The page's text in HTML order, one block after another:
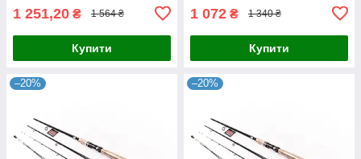
1 251,20 ₴ 1 564 ₴
Купити
1 072 ₴ 1 340 ₴
Купити
–20% –20%